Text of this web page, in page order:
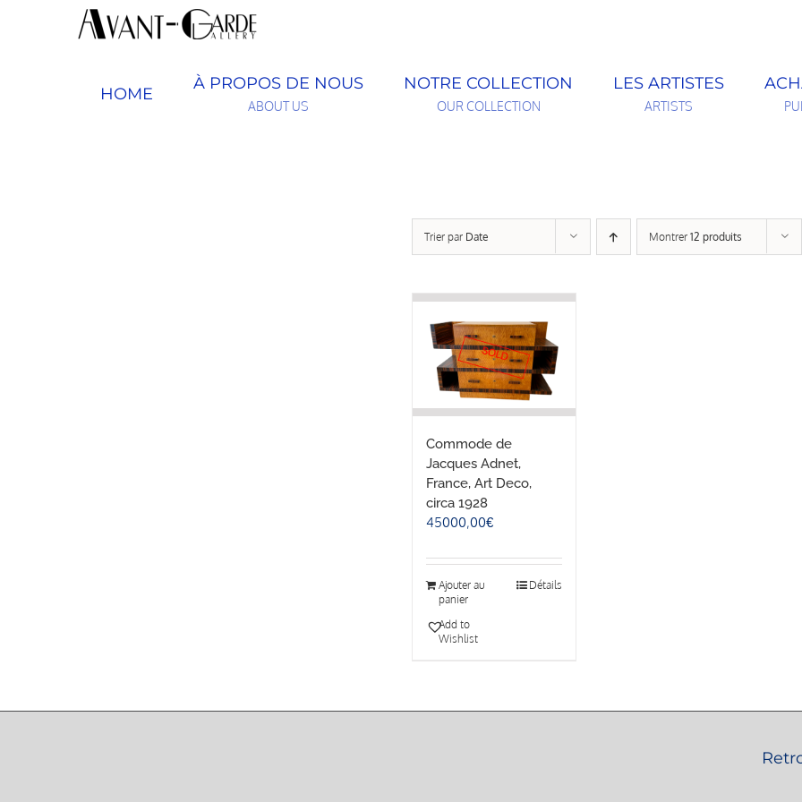
HOME
À PROPOS DE NOUS
ABOUT US
NOTRE COLLECTION
OUR COLLECTION
LES ARTISTES
ARTISTS
Trier par Date Montrer 12 produits
Commode de
Jacques Adnet,
France, Art Deco,
circa 1928
45000,00€
Ajouter au
panier
Détails
Add to
Wishlist